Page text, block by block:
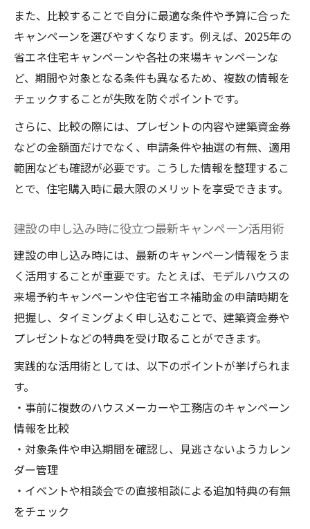
のコツ
省エネ建設のキャンペーン申請条件を確認
しよう
建設と省エネ補助金の最新動向を分かりや
すく紹介
住宅補助金を活用した建設費用の節約術
建設費用を賢く抑える補助金活用法のポイ
ント
建設キャンペーンと補助金の違いを整理し
最新の建設補助金情報と申請タイミングを
知る
建設キャンペーンと補助金併用のメリット
活用術
建設費用節約に役立つ補助金申請の流れを
紹介
これからの建設キャンペーン活用術がわかる
ック
建設業界の最新キャンペーン情報を知るコ
ツ
ント
また、比較することで自分に最適な条件や予算に合った
キャンペーンを選びやすくなります。例えば、2025年の
省エネ住宅キャンペーンや各社の来場キャンペーンな
ど、期間や対象となる条件も異なるため、複数の情報を
チェックすることが失敗を防ぐポイントです。
さらに、比較の際には、プレゼントの内容や建築資金券
などの金額面だけでなく、申請条件や抽選の有無、適用
範囲なども確認が必要です。こうした情報を整理するこ
とで、住宅購入時に最大限のメリットを享受できます。
建設の申し込み時に役立つ最新キャンペーン活用術
建設の申し込み時には、最新のキャンペーン情報をうま
く活用することが重要です。たとえば、モデルハウスの
来場予約キャンペーンや住宅省エネ補助金の申請時期を
把握し、タイミングよく申し込むことで、建築資金券や
プレゼントなどの特典を受け取ることができます。
実践的な活用術としては、以下のポイントが挙げられま
す。
・事前に複数のハウスメーカーや工務店のキャンペーン
情報を比較
・対象条件や申込期間を確認し、見逃さないようカレン
ダー管理
・イベントや相談会での直接相談による追加特典の有無
をチェック